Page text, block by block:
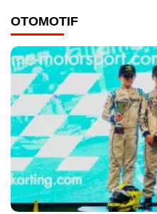
OTOMOTIF